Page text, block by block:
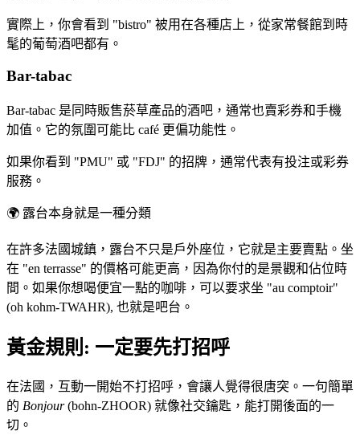
實際上，你會看到 "bistro" 被用在各種店上，從家常餐館到時
髦的葡萄酒吧都有。
Bar-tabac
Bar-tabac 是同時販售菸草產品的酒吧，通常也賣彩券和手機
加值。它的氛圍可能比 café 更偏功能性。
如果你看到 "PMU" 或 "FDJ" 的招牌，通常代表有投注或彩券
服務。
🌍 露台本身就是一種分類
在許多法國城鎮，露台不只是戶外座位，它就是主要賣點。坐
在 "en terrasse" 的價格可能更高，因為你付的是景觀和佔位時
間。如果你想喝便宜一點的咖啡，可以要求坐 "au comptoir"
(oh kohm-TWAHR), 也就是吧台。
黃金規則: 一定要先打招呼
在法國，互動一開始不打招呼，會讓人覺得很唐突。一句簡單
的 Bonjour(bohn-ZHOOR) 就像社交鑰匙，能打開後面的一
切。